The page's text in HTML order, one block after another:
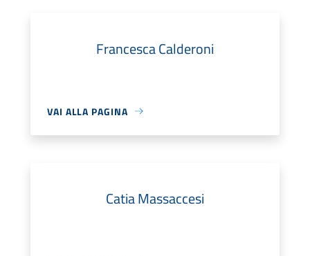
Francesca Calderoni
VAI ALLA PAGINA
Catia Massaccesi